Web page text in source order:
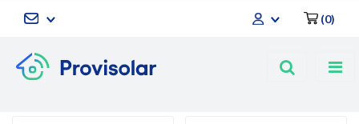
Zaloguj się
(0)